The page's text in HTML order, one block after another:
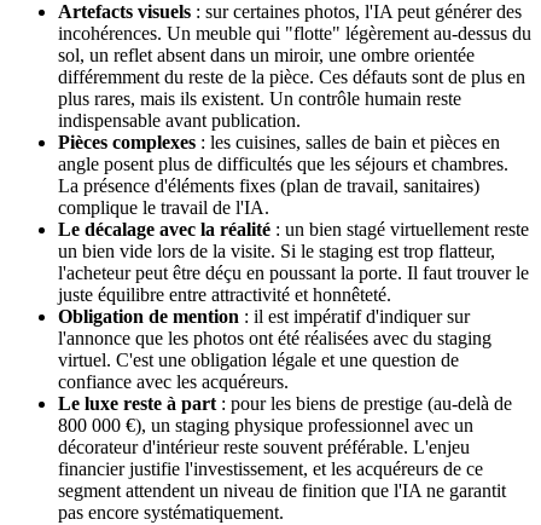
Artefacts visuels : sur certaines photos, l'IA peut générer des
incohérences. Un meuble qui "flotte" légèrement au-dessus du
sol, un reflet absent dans un miroir, une ombre orientée
différemment du reste de la pièce. Ces défauts sont de plus en
plus rares, mais ils existent. Un contrôle humain reste
indispensable avant publication.
Pièces complexes : les cuisines, salles de bain et pièces en
angle posent plus de difficultés que les séjours et chambres.
La présence d'éléments fixes (plan de travail, sanitaires)
complique le travail de l'IA.
Le décalage avec la réalité : un bien stagé virtuellement reste
un bien vide lors de la visite. Si le staging est trop flatteur,
l'acheteur peut être déçu en poussant la porte. Il faut trouver le
juste équilibre entre attractivité et honnêteté.
Obligation de mention : il est impératif d'indiquer sur
l'annonce que les photos ont été réalisées avec du staging
virtuel. C'est une obligation légale et une question de
confiance avec les acquéreurs.
Le luxe reste à part : pour les biens de prestige (au-delà de
800 000 €), un staging physique professionnel avec un
décorateur d'intérieur reste souvent préférable. L'enjeu
financier justifie l'investissement, et les acquéreurs de ce
segment attendent un niveau de finition que l'IA ne garantit
pas encore systématiquement.